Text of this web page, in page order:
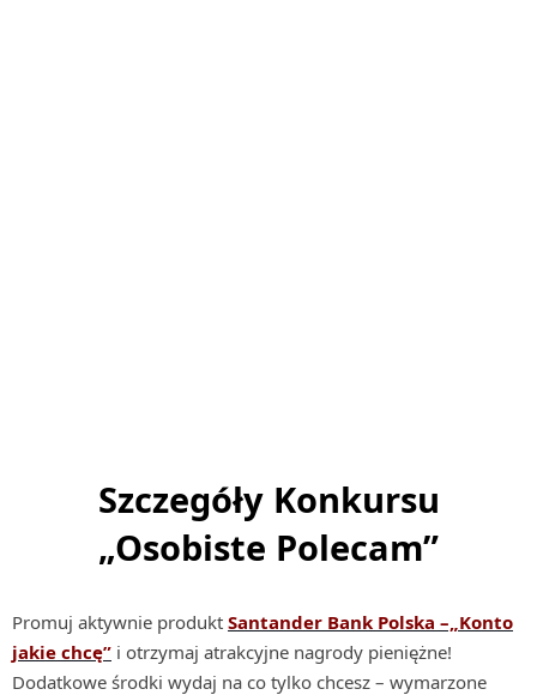
Szczegóły Konkursu
„Osobiste Polecam”
Promuj aktywnie produkt Santander Bank Polska –„Konto
jakie chcę” i otrzymaj atrakcyjne nagrody pieniężne!
Dodatkowe środki wydaj na co tylko chcesz – wymarzone